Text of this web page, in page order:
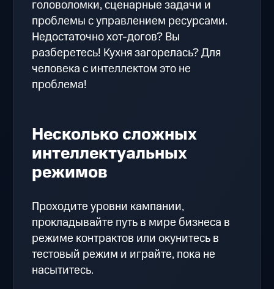
головоломки, сценарные задачи и
проблемы с управлением ресурсами.
Недостаточно хот-догов? Вы
разберетесь! Кухня загорелась? Для
человека с интеллектом это не
проблема!
Несколько сложных
интеллектуальных
режимов
Проходите уровни кампании,
прокладывайте путь в мире бизнеса в
режиме контрактов или окунитесь в
тестовый режим и играйте, пока не
насытитесь.